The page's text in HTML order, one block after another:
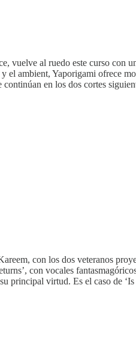
vuelve al ruedo este curso
ambient, Yaporigami ofrece
en los dos cortes
con los dos veteranos
con vocales
principal virtud. Es el caso de